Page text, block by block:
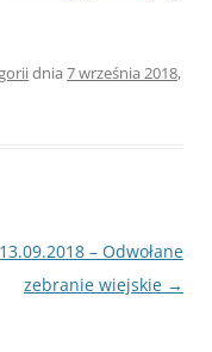
dnia 7 września 2018,
13.09.2018 – Odwołane
zebranie wiejskie →